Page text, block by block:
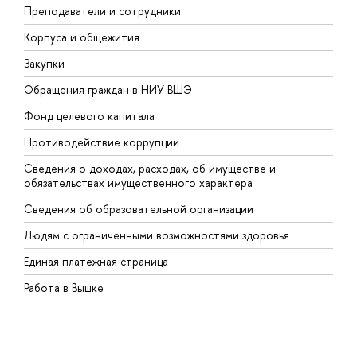
Преподаватели и сотрудники
Корпуса и общежития
Закупки
Обращения граждан в НИУ ВШЭ
Фонд целевого капитала
Противодействие коррупции
Сведения о доходах, расходах, об имуществе и
обязательствах имущественного характера
Сведения об образовательной организации
Людям с ограниченными возможностями здоровья
Единая платежная страница
Работа в Вышке